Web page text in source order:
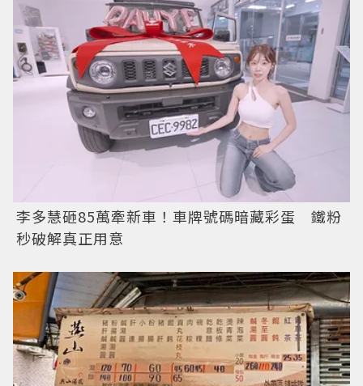
李多慧砸85萬牽新車！車牌號碼暗藏彩蛋 鐵粉
秒破解真正用意